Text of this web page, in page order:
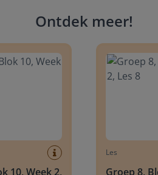
Ontdek meer!
10, Week 2,
Les
Groep 8,